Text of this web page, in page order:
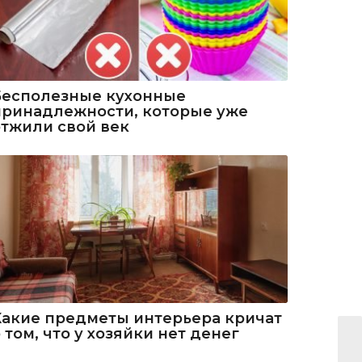
кухонные
которые уже
свой век
предметы интерьера кричат
том, что у хозяйки нет денег